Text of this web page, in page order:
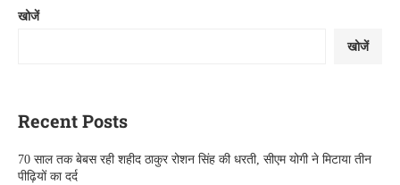
खोजें
खोजें
Recent Posts
70 साल तक बेबस रही शहीद ठाकुर रोशन सिंह की धरती, सीएम योगी ने मिटाया तीन
पीढ़ियों का दर्द